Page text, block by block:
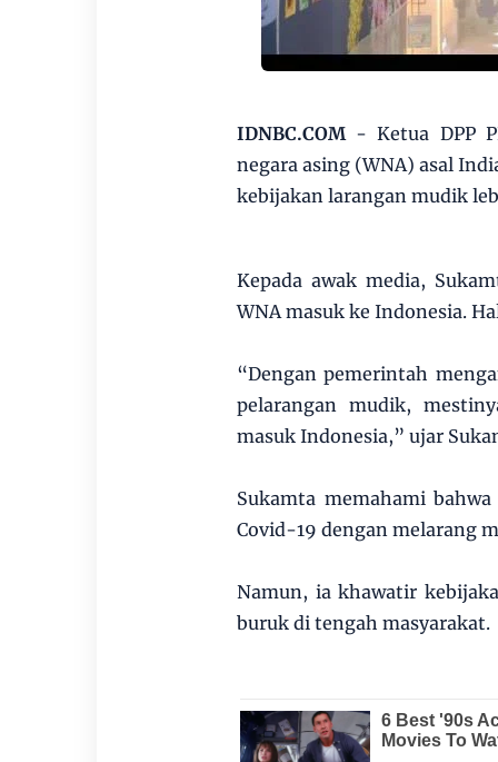
IDNBC.COM- Ketua DPP
negara asing (WNA) asal
kebijakan larangan mudik
Kepada awak media,
WNA masuk ke Indonesia.
“Dengan pemerintah
pelarangan mudik,
masuk Indonesia,” ujar
Sukamta memahami
Covid-19 dengan melarang
Namun, ia khawatir
buruk di tengah masyarakat.